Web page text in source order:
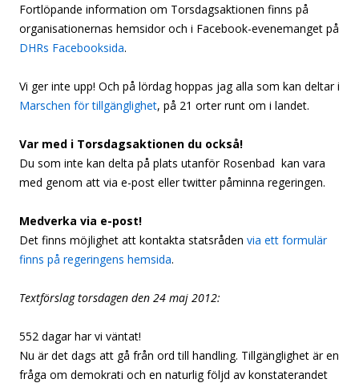
Fortlöpande information om Torsdagsaktionen finns på
organisationernas hemsidor och i Facebook-evenemanget på
DHRs Facebooksida.
Vi ger inte upp! Och på lördag hoppas jag alla som kan deltar i
Marschen för tillgänglighet, på 21 orter runt om i landet.
Var med i Torsdagsaktionen du också!
Du som inte kan delta på plats utanför Rosenbad kan vara
med genom att via e-post eller twitter påminna regeringen.
Medverka via e-post!
Det finns möjlighet att kontakta statsråden via ett formulär
finns på regeringens hemsida.
Textförslag torsdagen den 24 maj 2012:
552 dagar har vi väntat!
Nu är det dags att gå från ord till handling. Tillgänglighet är en
fråga om demokrati och en naturlig följd av konstaterandet